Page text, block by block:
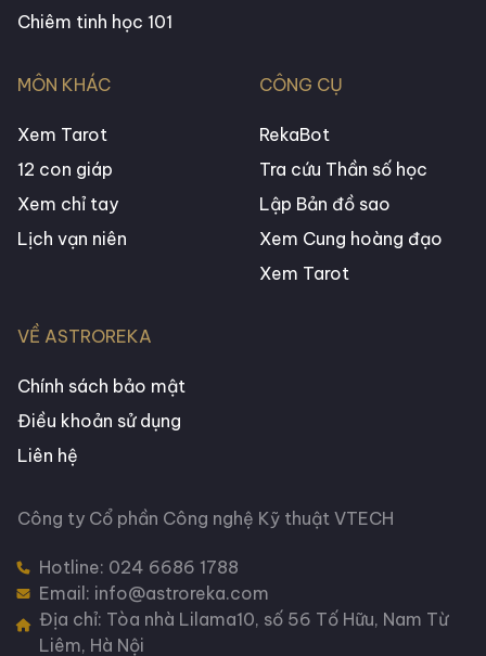
Chiêm tinh học 101
MÔN KHÁC
Xem Tarot
12 con giáp
Xem chỉ tay
Lịch vạn niên
CÔNG CỤ
RekaBot
Tra cứu Thần số học
Lập Bản đồ sao
Xem Cung hoàng đạo
Xem Tarot
VỀ ASTROREKA
Chính sách bảo mật
Điều khoản sử dụng
Liên hệ
Công ty Cổ phần Công nghệ Kỹ thuật VTECH
Hotline: 024 6686 1788
Email: info@astroreka.com
Địa chỉ: Tòa nhà Lilama10, số 56 Tố Hữu, Nam Từ
Liêm, Hà Nội